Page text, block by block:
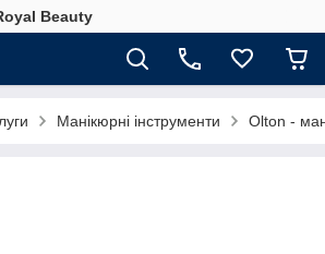
Beauty
Манікюрні інструменти Olton -